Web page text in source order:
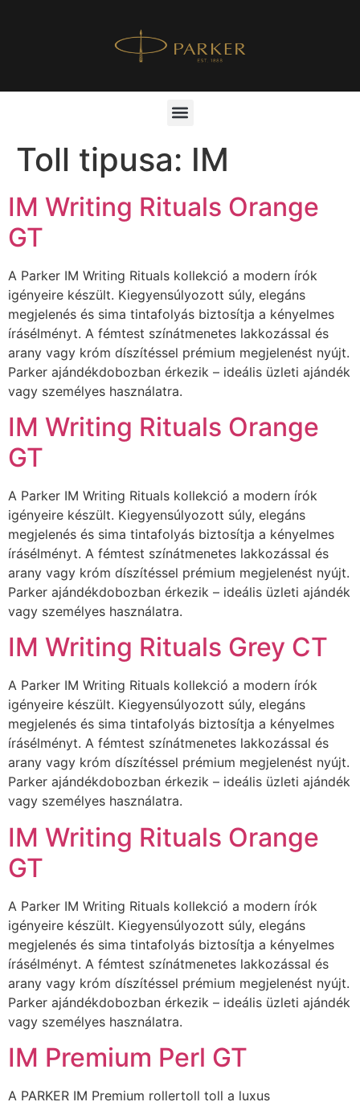
Toll tipusa: IM
IM Writing Rituals Orange
GT
A Parker IM Writing Rituals kollekció a modern írók
igényeire készült. Kiegyensúlyozott súly, elegáns
megjelenés és sima tintafolyás biztosítja a kényelmes
írásélményt. A fémtest színátmenetes lakkozással és
arany vagy króm díszítéssel prémium megjelenést nyújt.
Parker ajándékdobozban érkezik – ideális üzleti ajándék
vagy személyes használatra.
IM Writing Rituals Orange
GT
A Parker IM Writing Rituals kollekció a modern írók
igényeire készült. Kiegyensúlyozott súly, elegáns
megjelenés és sima tintafolyás biztosítja a kényelmes
írásélményt. A fémtest színátmenetes lakkozással és
arany vagy króm díszítéssel prémium megjelenést nyújt.
Parker ajándékdobozban érkezik – ideális üzleti ajándék
vagy személyes használatra.
IM Writing Rituals Grey CT
A Parker IM Writing Rituals kollekció a modern írók
igényeire készült. Kiegyensúlyozott súly, elegáns
megjelenés és sima tintafolyás biztosítja a kényelmes
írásélményt. A fémtest színátmenetes lakkozással és
arany vagy króm díszítéssel prémium megjelenést nyújt.
Parker ajándékdobozban érkezik – ideális üzleti ajándék
vagy személyes használatra.
IM Writing Rituals Orange
GT
A Parker IM Writing Rituals kollekció a modern írók
igényeire készült. Kiegyensúlyozott súly, elegáns
megjelenés és sima tintafolyás biztosítja a kényelmes
írásélményt. A fémtest színátmenetes lakkozással és
arany vagy króm díszítéssel prémium megjelenést nyújt.
Parker ajándékdobozban érkezik – ideális üzleti ajándék
vagy személyes használatra.
IM Premium Perl GT
A PARKER IM Premium rollertoll toll a luxus